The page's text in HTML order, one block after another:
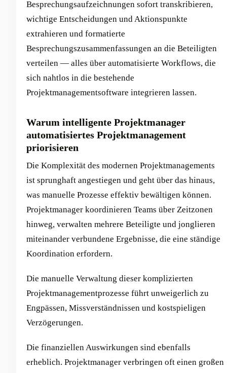
Besprechungsaufzeichnungen sofort transkribieren,
wichtige Entscheidungen und Aktionspunkte
extrahieren und formatierte
Besprechungszusammenfassungen an die Beteiligten
verteilen — alles über automatisierte Workflows, die
sich nahtlos in die bestehende
Projektmanagementsoftware integrieren lassen.
Warum intelligente Projektmanager
automatisiertes Projektmanagement
priorisieren
Die Komplexität des modernen Projektmanagements
ist sprunghaft angestiegen und geht über das hinaus,
was manuelle Prozesse effektiv bewältigen können.
Projektmanager koordinieren Teams über Zeitzonen
hinweg, verwalten mehrere Beteiligte und jonglieren
miteinander verbundene Ergebnisse, die eine ständige
Koordination erfordern.
Die manuelle Verwaltung dieser komplizierten
Projektmanagementprozesse führt unweigerlich zu
Engpässen, Missverständnissen und kostspieligen
Verzögerungen.
Die finanziellen Auswirkungen sind ebenfalls
erheblich. Projektmanager verbringen oft einen großen